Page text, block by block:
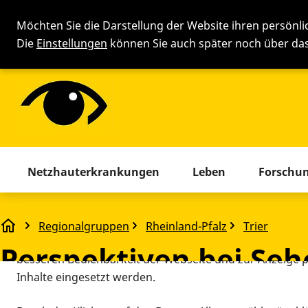
Möchten Sie die Darstellung der Website ihren
Die Einstellungen können Sie auch später noch über
Menü mit allen Seiten.
Netzhauterkrankungen Leben
Regionalgruppen Rheinland-Pfalz Trier
Perspektiven bei Seheinschränkung und Blindheit
Perspektiven bei
unter der
Cookie-
beinhaltet Cookies und Tracking-Tools, die für den
besseren Bedienbarkeit der Webseite und zur Anzeige
Inhalte eingesetzt werden.